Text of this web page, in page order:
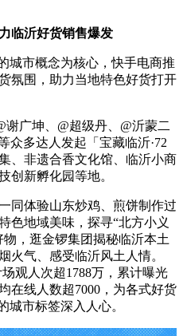
临沂好货销售爆发
城市概念为核心，快手电商推
氛围，助力当地特色好货打开
谢广坤、@超级丹、@沂蒙二
众多达人发起「宝藏临沂·72
、非遗合香文化馆、临沂小商
创新孵化园等地。
同体验山东炒鸡、煎饼制作过
色地域美味，探寻“北方小义
，逛金锣集团揭秘临沂本土
火气、感受临沂风土人情。
场观人次超1788万，累计曝光
在线人数超7000，为各式好货
城市标签深入人心。